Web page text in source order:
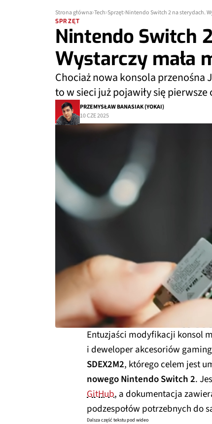
Strona główna Tech Sprzęt Nintendo Switch 2 na sterydach.
SPRZĘT
Nintendo Switch
Wystarczy mała
Chociaż nowa konsola przenośna
to w sieci już pojawiły się
PRZEMYSŁAW BANASIAK (YOKAI)
10 CZE 2025
Entuzjaści modyfikacji konsol
i deweloper akcesoriów
SDEX2M2, którego celem jest
nowego Nintendo Switch 2.
GitHub, a dokumentacja
podzespołów potrzebnych do
Dalsza część tekstu pod wideo